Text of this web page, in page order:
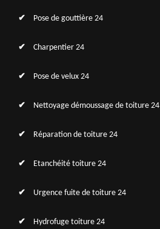
Pose de gouttière 24
Charpentier 24
Pose de velux 24
Nettoyage démoussage de toiture 24
Réparation de toiture 24
Etanchéité toiture 24
Urgence fuite de toiture 24
Hydrofuge toiture 24